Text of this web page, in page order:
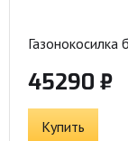
Газонокосилка
45290 ₽
Купить